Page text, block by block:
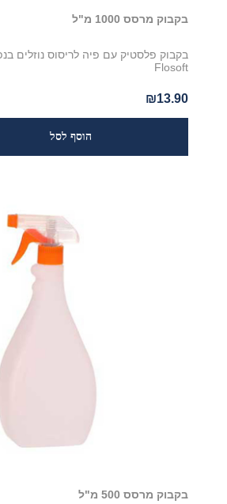
בקבוק מרסס 1000 מ"ל
Flosoft
₪13.90
בקבוק מרסס 500 מ"ל